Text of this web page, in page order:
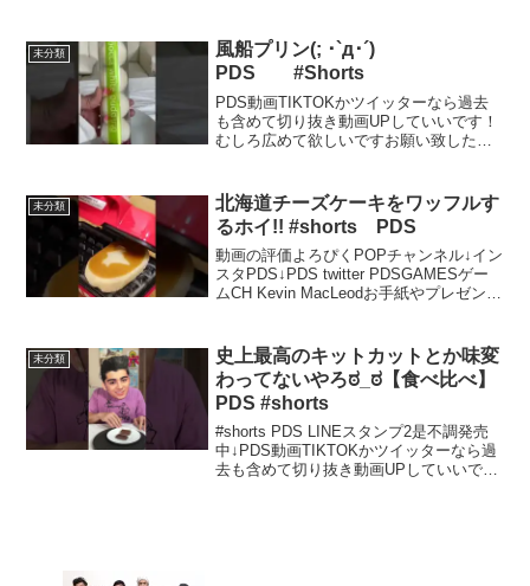
未分類
風船プリン(; ･`д･´)
PDS #Shorts
PDS動画TIKTOKかツイッターなら過去
も含めて切り抜き動画UPしていいです！
むしろ広めて欲しいですお願い致したま
材↓1分半笑ってるだけPDSフ...
未分類
北海道チーズケーキをワッフルす
るホイ!! #shorts PDS
動画の評価よろぴくPOPチャンネル↓イン
スタPDS↓PDS twitter PDSGAMESゲー
ムCH Kevin MacLeodお手紙やプレゼント
未分類
史上最高のキットカットとか味変
わってないやろಠ_ಠ【食べ比べ】
PDS #shorts
#shorts PDS LINEスタンプ2是不調発売
中↓PDS動画TIKTOKかツイッターなら過
去も含めて切り抜き動画UPしていいで